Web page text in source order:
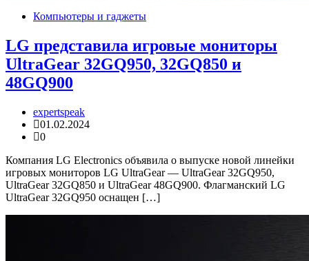
Компьютеры и гаджеты
LG представила игровые мониторы
UltraGear 32GQ950, 32GQ850 и
48GQ900
expertspeak
01.02.2024
0
Компания LG Electronics объявила о выпуске новой линейки
игровых мониторов LG UltraGear — UltraGear 32GQ950,
UltraGear 32GQ850 и UltraGear 48GQ900. Флагманский LG
UltraGear 32GQ950 оснащен […]